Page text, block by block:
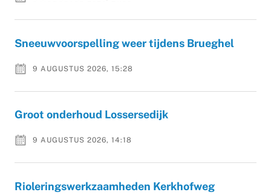
Sneeuwvoorspelling weer tijdens Brueghel
9 AUGUSTUS 2026, 15:28
Groot onderhoud Lossersedijk
9 AUGUSTUS 2026, 14:18
Rioleringswerkzaamheden Kerkhofweg